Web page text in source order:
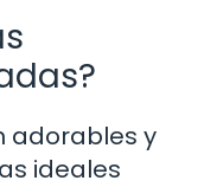
adorables y
ideales